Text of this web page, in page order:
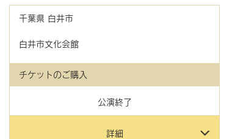
千葉県 白井市
白井市文化会館
チケットのご購入
公演終了
詳細